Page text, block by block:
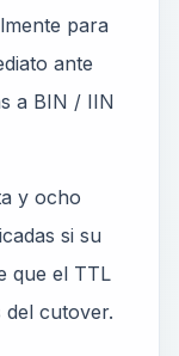
para
ante
a BIN / IIN
y ocho
si su
que el TTL
del cutover.